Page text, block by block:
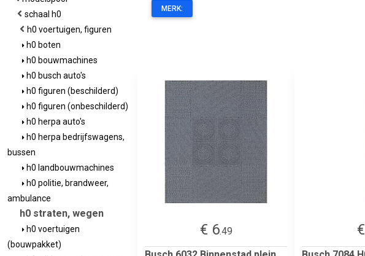
schaal h0
h0 voertuigen, figuren
h0 boten
h0 bouwmachines
h0 busch auto's
h0 figuren (beschilderd)
h0 figuren (onbeschilderd)
h0 herpa auto's
h0 herpa bedrijfswagens,
bussen
h0 landbouwmachines
h0 politie, brandweer,
ambulance
h0 straten, wegen
h0 voertuigen
(bouwpakket)
MERK:
€ 6.49